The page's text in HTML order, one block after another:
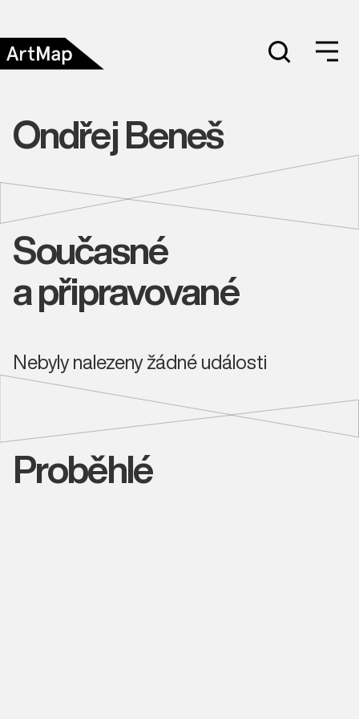
Ondřej Beneš
Současné
a připravované
Nebyly nalezeny žádné události
Proběhlé